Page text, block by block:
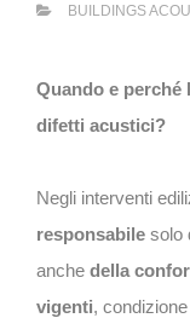
BUILDINGS
Quando e perché
difetti acustici?
Negli interventi
responsabile solo
anche della
vigenti,